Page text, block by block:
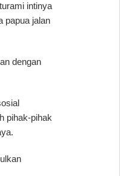
intinya
papua jalan
dengan
pihak-pihak